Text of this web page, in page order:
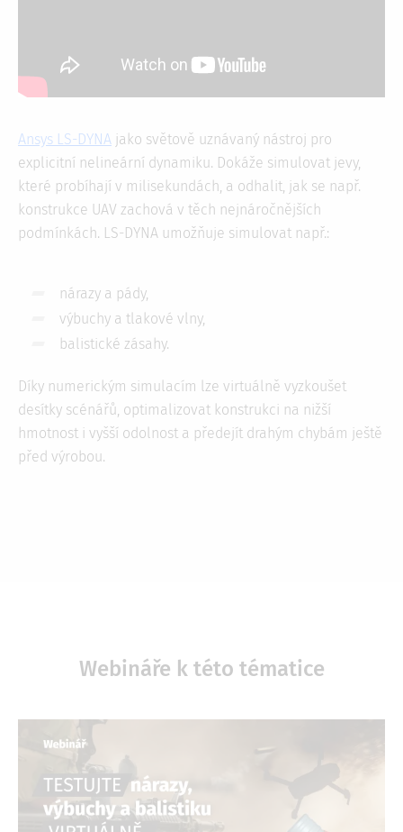
Ansys LS-DYNA jako světově uznávaný nástroj pro
explicitní nelineární dynamiku. Dokáže simulovat jevy,
které probíhají v milisekundách, a odhalit, jak se např.
konstrukce UAV zachová v těch nejnáročnějších
podmínkách. LS-DYNA umožňuje simulovat např.:
nárazy a pády,
výbuchy a tlakové vlny,
balistické zásahy.
Díky numerickým simulacím lze virtuálně vyzkoušet
desítky scénářů, optimalizovat konstrukci na nižší
hmotnost i vyšší odolnost a předejít drahým chybám ještě
před výrobou.
Webináře k této tématice